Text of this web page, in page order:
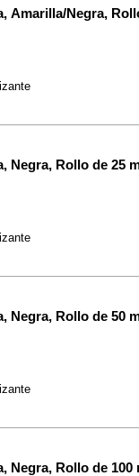
Negra,
Rollo de 25
Rollo de 50
Rollo de 100